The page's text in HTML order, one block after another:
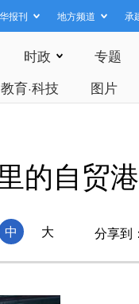
报刊 地方频道 承
时政 专题
教育·科技 图片
的自贸
中 大 分享到：